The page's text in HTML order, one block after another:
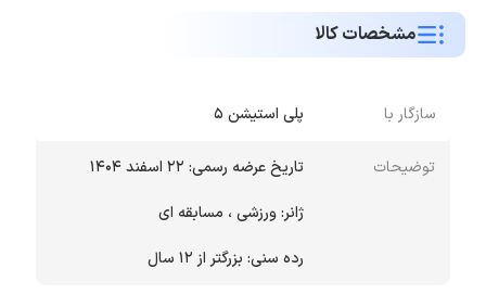
مسابقات WWE هستید یا به دنبال یک بازی ورزشی
بسیار خوبی باشد.
مشخصات کالا
سازگار با پلی استیشن 5
توضیحات
تاریخ عرضه رسمی: 22 اسفند 1404
ژانر: ورزشی ، مسابقه ای
رده سنی: بزرگتر از 12 سال